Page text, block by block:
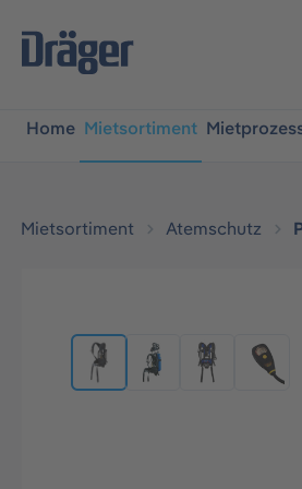
Home Mietsortiment
Mietsortiment Atemschutz